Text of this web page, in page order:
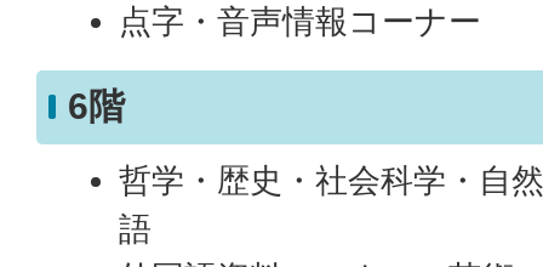
点字・音声情報コーナー
6階
哲学・歴史・社会科学・自
語